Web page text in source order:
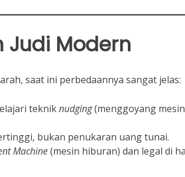
Judi Modern
saat ini perbedaannya sangat jelas:
tekniknudging(menggoyang mesin
bukan penukaran uang tunai.
Machine(mesin hiburan) dan legal di